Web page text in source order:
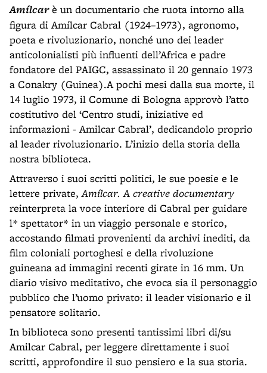
Amílcarè un documentario che ruota intorno alla
figura di Amílcar Cabral (1924–1973), agronomo,
poeta e rivoluzionario, nonché uno dei leader
anticolonialisti più influenti dell’Africa e padre
fondatore del PAIGC, assassinato il 20 gennaio 1973
a Conakry (Guinea).A pochi mesi dalla sua morte, il
14 luglio 1973, il Comune di Bologna approvò l’atto
costitutivo del ‘Centro studi, iniziative ed
informazioni - Amilcar Cabral’, dedicandolo proprio
al leader rivoluzionario. L’inizio della storia della
nostra biblioteca.
Attraverso i suoi scritti politici, le sue poesie e le
lettere private,Amílcar. A creative documentary
reinterpreta la voce interiore di Cabral per guidare
l* spettator* in un viaggio personale e storico,
accostando filmati provenienti da archivi inediti, da
film coloniali portoghesi e della rivoluzione
guineana ad immagini recenti girate in 16 mm. Un
diario visivo meditativo, che evoca sia il personaggio
pubblico che l’uomo privato: il leader visionario e il
pensatore solitario.
In biblioteca sono presenti tantissimi libri di/su
Amilcar Cabral, per leggere direttamente i suoi
scritti, approfondire il suo pensiero e la sua storia.